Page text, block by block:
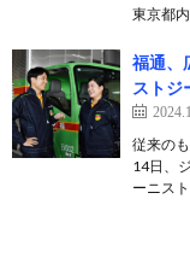
東京都
福通、
ストジ
従来の
14日、
ーニス